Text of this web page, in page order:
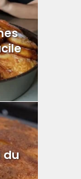
du